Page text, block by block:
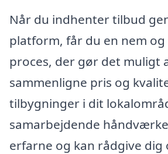
Når du indhenter tilbud
platform, får du en nem
proces, der gør det muligt
sammenligne pris og
tilbygninger i dit
samarbejdende
erfarne og kan rådgive dig